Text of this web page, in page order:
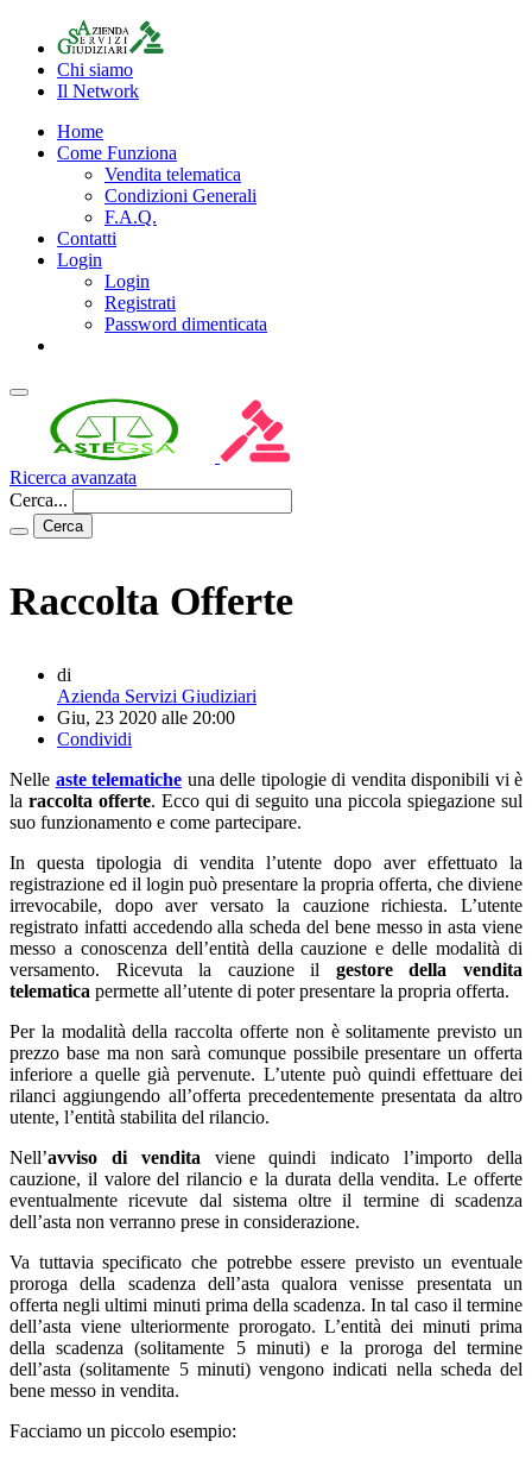
Chi siamo
Il Network
Home
Come Funziona
Vendita telematica
Condizioni Generali
F.A.Q.
Contatti
Login
Login
Registrati
Password dimenticata
Ricerca avanzata
Cerca...
Cerca
Raccolta Offerte
di
Azienda Servizi Giudiziari
Giu, 23 2020 alle 20:00
Condividi
Nelle aste telematiche una delle tipologie di vendita disponibili vi è
la raccolta offerte. Ecco qui di seguito una piccola spiegazione sul
suo funzionamento e come partecipare.
In questa tipologia di vendita l’utente dopo aver effettuato la
registrazione ed il login può presentare la propria offerta, che diviene
irrevocabile, dopo aver versato la cauzione richiesta. L’utente
registrato infatti accedendo alla scheda del bene messo in asta viene
messo a conoscenza dell’entità della cauzione e delle modalità di
versamento. Ricevuta la cauzione il gestore della vendita
telematica permette all’utente di poter presentare la propria offerta.
Per la modalità della raccolta offerte non è solitamente previsto un
prezzo base ma non sarà comunque possibile presentare un offerta
inferiore a quelle già pervenute. L’utente può quindi effettuare dei
rilanci aggiungendo all’offerta precedentemente presentata da altro
utente, l’entità stabilita del rilancio.
Nell’avviso di vendita viene quindi indicato l’importo della
cauzione, il valore del rilancio e la durata della vendita. Le offerte
eventualmente ricevute dal sistema oltre il termine di scadenza
dell’asta non verranno prese in considerazione.
Va tuttavia specificato che potrebbe essere previsto un eventuale
proroga della scadenza dell’asta qualora venisse presentata un
offerta negli ultimi minuti prima della scadenza. In tal caso il termine
dell’asta viene ulteriormente prorogato. L’entità dei minuti prima
della scadenza (solitamente 5 minuti) e la proroga del termine
dell’asta (solitamente 5 minuti) vengono indicati nella scheda del
bene messo in vendita.
Facciamo un piccolo esempio: